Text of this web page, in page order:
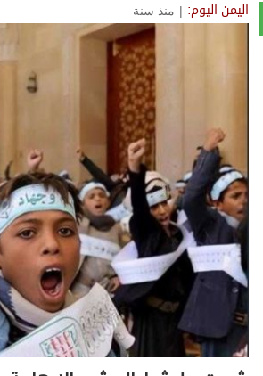
اليمن اليوم: | منذ سنة